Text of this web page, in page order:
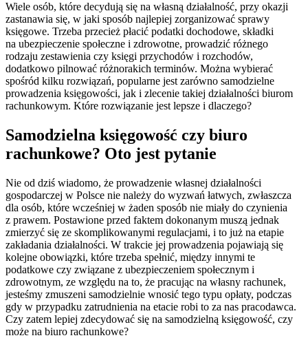
Wiele osób, które decydują się na własną działalność, przy okazji
zastanawia się, w jaki sposób najlepiej zorganizować sprawy
księgowe. Trzeba przecież płacić podatki dochodowe, składki
na ubezpieczenie społeczne i zdrowotne, prowadzić różnego
rodzaju zestawienia czy księgi przychodów i rozchodów,
dodatkowo pilnować różnorakich terminów. Można wybierać
spośród kilku rozwiązań, popularne jest zarówno samodzielne
prowadzenia księgowości, jak i zlecenie takiej działalności biurom
rachunkowym. Które rozwiązanie jest lepsze i dlaczego?
Samodzielna księgowość czy biuro
rachunkowe? Oto jest pytanie
Nie od dziś wiadomo, że prowadzenie własnej działalności
gospodarczej w Polsce nie należy do wyzwań łatwych, zwłaszcza
dla osób, które wcześniej w żaden sposób nie miały do czynienia
z prawem. Postawione przed faktem dokonanym muszą jednak
zmierzyć się ze skomplikowanymi regulacjami, i to już na etapie
zakładania działalności. W trakcie jej prowadzenia pojawiają się
kolejne obowiązki, które trzeba spełnić, między innymi te
podatkowe czy związane z ubezpieczeniem społecznym i
zdrowotnym, ze względu na to, że pracując na własny rachunek,
jesteśmy zmuszeni samodzielnie wnosić tego typu opłaty, podczas
gdy w przypadku zatrudnienia na etacie robi to za nas pracodawca.
Czy zatem lepiej zdecydować się na samodzielną księgowość, czy
może na biuro rachunkowe?